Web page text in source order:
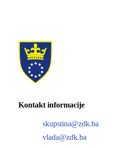
Kontakt informacije
skupstina@zdk.ba
vlada@zdk.ba